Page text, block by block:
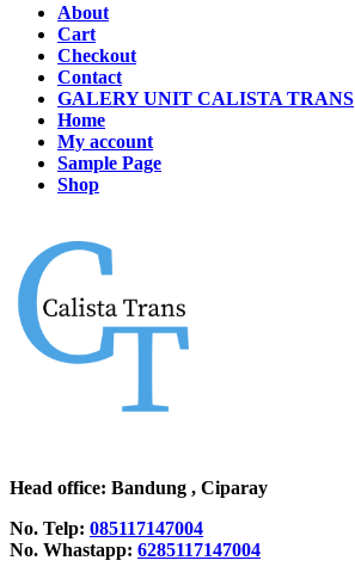
About
Cart
Checkout
Contact
GALERY UNIT CALISTA TRANS
Home
My account
Sample Page
Shop
Head office: Bandung , Ciparay
No. Telp: 085117147004
No. Whastapp: 6285117147004